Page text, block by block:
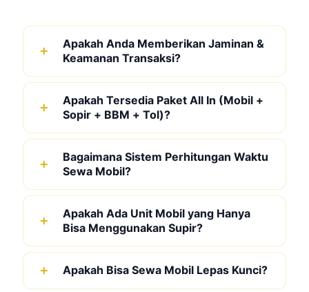
Apakah Anda Memberikan Jaminan &
Keamanan Transaksi?
Apakah Tersedia Paket All In (Mobil +
Sopir + BBM + Tol)?
Bagaimana Sistem Perhitungan Waktu
Sewa Mobil?
Apakah Ada Unit Mobil yang Hanya
Bisa Menggunakan Supir?
Apakah Bisa Sewa Mobil Lepas Kunci?